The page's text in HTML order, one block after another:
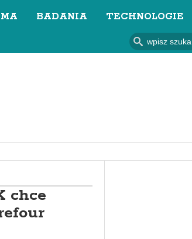
BADANIA TECHNOLOGIE
chce